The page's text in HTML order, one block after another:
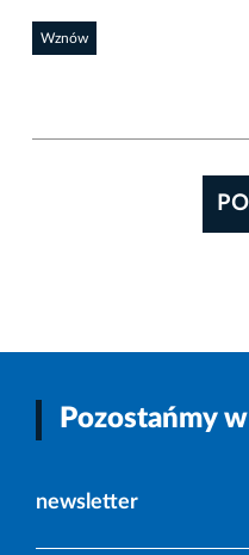
Wznów
Pozostańmy
newsletter